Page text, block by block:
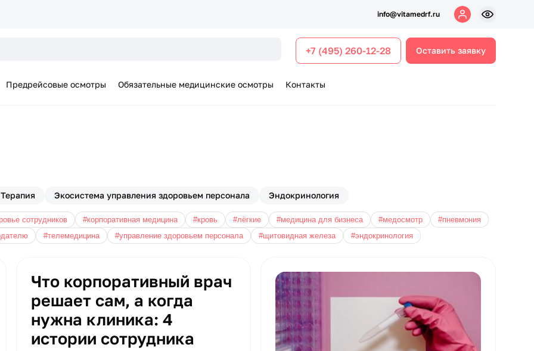
info@vitamedrf.ru
+7 (495) 260-12-28 Оставить заявку
Предрейсовые осмотры Обязательные медицинские осмотры Контакты
Терапия Экосистема управления здоровьем персонала Эндокринология
сотрудников #корпоративная медицина #кровь #лёгкие #медицина для бизнеса #медосмотр
#пневмония
#телемедицина #управление здоровьем персонала #щитовидная железа #эндокринология
Что корпоративный врач
решает сам, а когда
нужна клиника: 4
истории сотрудника